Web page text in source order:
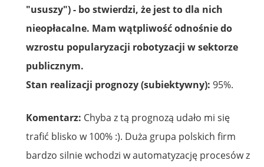
"ususzy") - bo stwierdzi, że jest to dla nich
nieopłacalne. Mam wątpliwość odnośnie do
wzrostu popularyzacji robotyzacji w sektorze
publicznym.
Stan realizacji prognozy (subiektywny): 95%.
Komentarz: Chyba z tą prognozą udało mi się
trafić blisko w 100% :). Duża grupa polskich firm
bardzo silnie wchodzi w automatyzację procesów z